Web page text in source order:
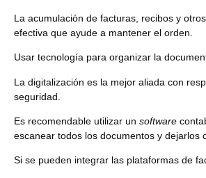
La acumulación de facturas, recibos y
efectiva que ayude a mantener el orden.
Usar tecnología para organizar la
La digitalización es la mejor aliada con
seguridad.
Es recomendable utilizar un software
escanear todos los documentos y dejarlos
Si se pueden integrar las plataformas de